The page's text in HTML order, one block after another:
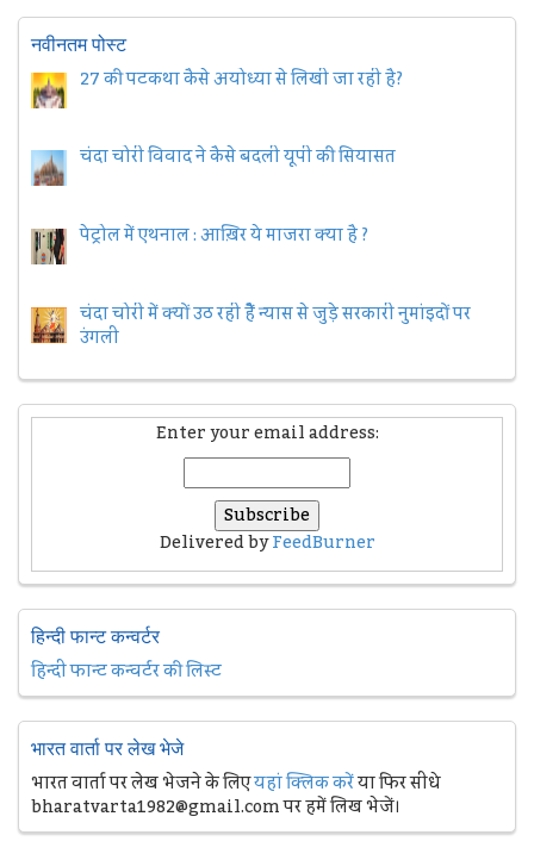
नवीनतम पोस्ट
27 की पटकथा कैसे अयोध्या से लिखी जा रही है?
चंदा चोरी विवाद ने कैसे बदली यूपी की सियासत
पेट्रोल में एथनाल : आख़िर ये माजरा क्या है ?
चंदा चोरी में क्यों उठ रही हैैं न्यास से जुड़े सरकारी नुमांइदों पर
उंगली
Enter your email address:
Delivered byFeedBurner
हिन्दी फान्ट कन्वर्टर
हिन्दी फान्ट कन्वर्टर की लिस्ट
भारत वार्ता पर लेख भेजे
भारत वार्ता पर लेख भेजने के लिएयहां क्लिक करेंया फिर सीधे
bharatvarta1982@gmail.com पर हमें लिख भेजें।